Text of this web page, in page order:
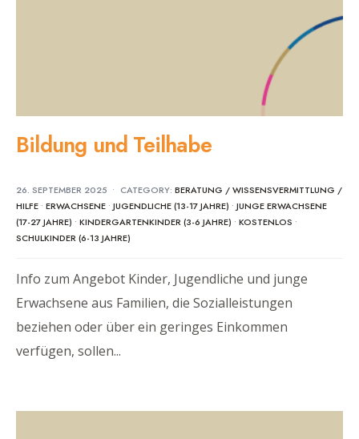
Bildung und Teilhabe
26. SEPTEMBER 2025 • CATEGORY: BERATUNG / WISSENSVERMITTLUNG /
HILFE • ERWACHSENE •JUGENDLICHE (13-17 JAHRE) •JUNGE ERWACHSENE
(17-27 JAHRE) • KINDERGARTENKINDER (3-6 JAHRE) • KOSTENLOS •
SCHULKINDER (6-13 JAHRE)
Info zum Angebot Kinder, Jugendliche und junge
Erwachsene aus Familien, die Sozialleistungen
beziehen oder über ein geringes Einkommen
verfügen, sollen...